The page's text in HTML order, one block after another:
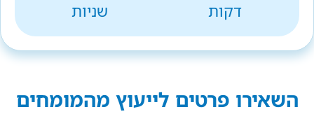
דקות
שניות
השאירו פרטים לייעוץ מהמומחים